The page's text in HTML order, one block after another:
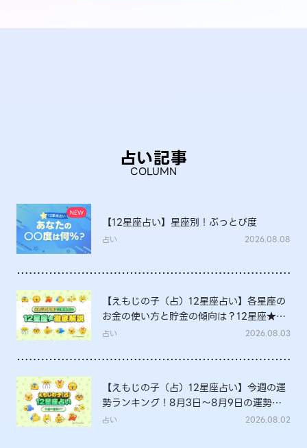
占い記事
COLUMN
【12星座占い】星座別！ぶっとび度
占い 2026.08.08
【えもじの子（占）12星座占い】各星座の
お金の使い方と貯金の傾向は？12星座★徹
底解説
占い 2026.08.03
【えもじの子（占）12星座占い】今週の運
勢ランキング！8月3日～8月9日の運勢
は？
占い 2026.08.02